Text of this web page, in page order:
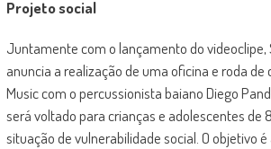
Projeto social
Juntamente com o lançamento do videoclipe,
anuncia a realização de uma oficina e roda de
Music com o percussionista baiano Diego
será voltado para crianças e adolescentes de
situação de vulnerabilidade social. O objetivo